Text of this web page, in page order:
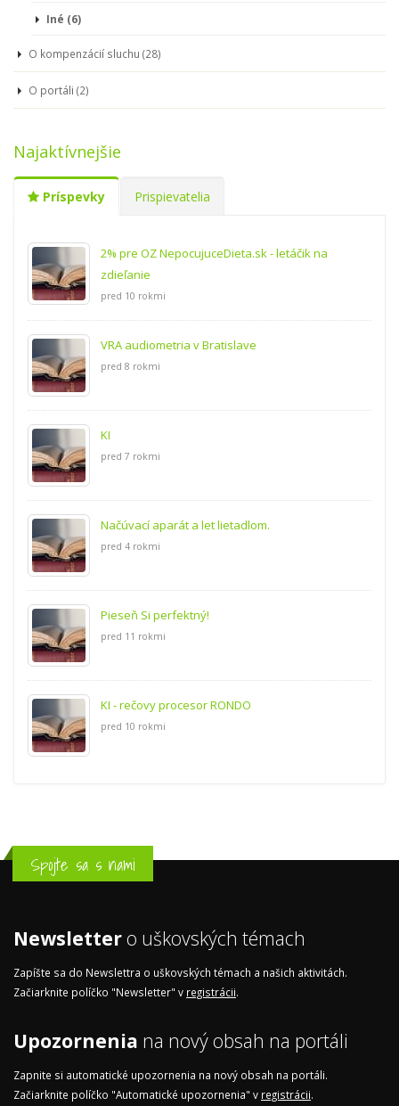
Iné (6)
O kompenzácií sluchu (28)
O portáli (2)
Najaktívnejšie
Príspevky Prispievatelia
2% pre OZ NepocujuceDieta.sk - letáčik na
zdieľanie
pred 10 rokmi
VRA audiometria v Bratislave
pred 8 rokmi
KI
pred 7 rokmi
Načúvací aparát a let lietadlom.
pred 4 rokmi
Pieseň Si perfektný!
pred 11 rokmi
KI - rečovy procesor RONDO
pred 10 rokmi
Spojte sa s nami
Newsletter o uškovských témach
Zapíšte sa do Newslettra o uškovských témach a našich aktivitách.
Začiarknite políčko "Newsletter" v registrácii.
Upozornenia na nový obsah na portáli
Zapnite si automatické upozornenia na nový obsah na portáli.
Začiarknite políčko "Automatické upozornenia" v registrácii.